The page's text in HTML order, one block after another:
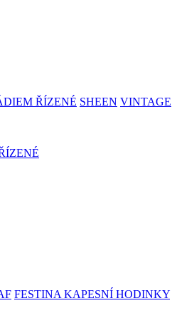
ŘÍZENÉ SHEEN VINTAGE
FESTINA KAPESNÍ HODINKY